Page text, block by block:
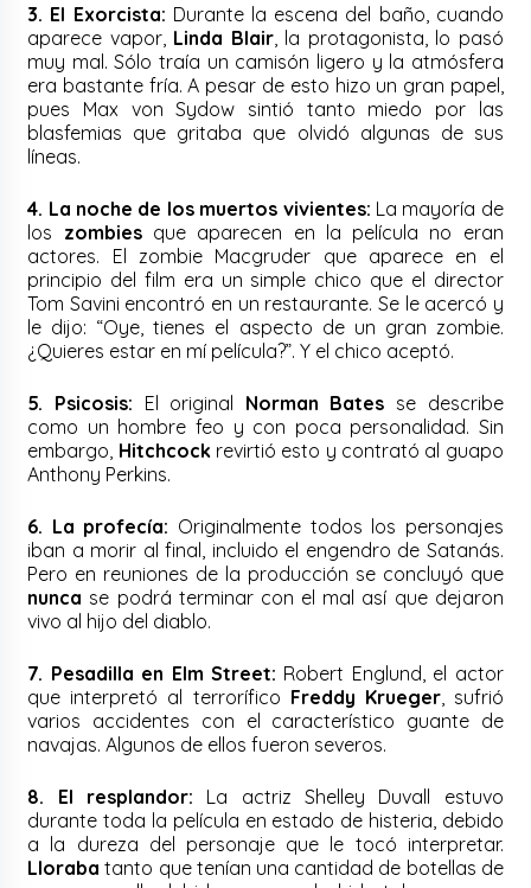
3. El Exorcista: Durante la escena del baño, cuando
aparece vapor, Linda Blair, la protagonista, lo pasó
muy mal. Sólo traía un camisón ligero y la atmósfera
era bastante fría. A pesar de esto hizo un gran papel,
pues Max von Sydow sintió tanto miedo por las
blasfemias que gritaba que olvidó algunas de sus
líneas.
4. La noche de los muertos vivientes: La mayoría de
los zombiesque aparecen en la película no eran
actores. El zombie Macgruder que aparece en el
principio del film era un simple chico que el director
Tom Savini encontró en un restaurante. Se le acercó y
le dijo: “Oye, tienes el aspecto de un gran zombie.
¿Quieres estar en mí película?”. Y el chico aceptó.
5. Psicosis: El original Norman Bates se describe
como un hombre feo y con poca personalidad. Sin
embargo, Hitchcockrevirtió esto y contrató al guapo
Anthony Perkins.
6. La profecía: Originalmente todos los personajes
iban a morir al final, incluido el engendro de Satanás.
Pero en reuniones de la producción se concluyó que
nunca se podrá terminar con el mal así que dejaron
vivo al hijo del diablo.
7. Pesadilla en Elm Street: Robert Englund, el actor
que interpretó al terrorífico Freddy Krueger, sufrió
varios accidentes con el característico guante de
navajas. Algunos de ellos fueron severos.
8. El resplandor: La actriz Shelley Duvall estuvo
durante toda la película en estado de histeria, debido
a la dureza del personaje que le tocó interpretar.
Lloraba tanto que tenían una cantidad de botellas de